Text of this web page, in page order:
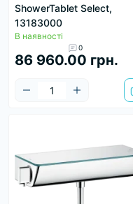
ShowerTablet Select,
13183000
В наявності
0
86 960.00 грн.